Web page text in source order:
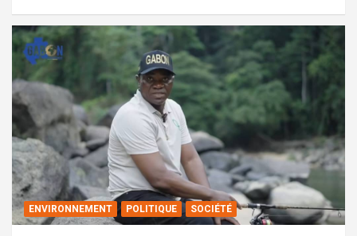
ENVIRONNEMENT POLITIQUE SOCIÉTÉ